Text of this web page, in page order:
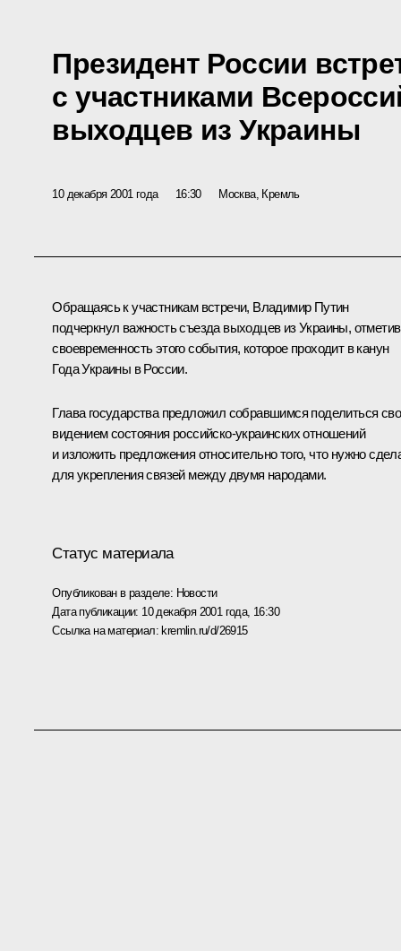
Президент России
с участниками
выходцев из Украины
10 декабря 2001 года 16:30 Москва, Кремль
Обращаясь к участникам встречи, Владимир Путин
подчеркнул важность съезда выходцев из Украины, отметив
своевременность этого события, которое проходит в канун
Года Украины в России.
Глава государства предложил собравшимся поделиться
видением состояния российско-украинских отношений
и изложить предложения относительно того, что нужно
для укрепления связей между двумя народами.
Статус материала
Опубликован в разделе: Новости
Дата публикации: 10 декабря 2001 года, 16:30
Ссылка на материал:kremlin.ru/d/26915